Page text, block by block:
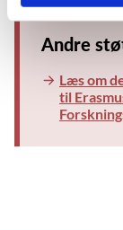
Andre
Læs om
til